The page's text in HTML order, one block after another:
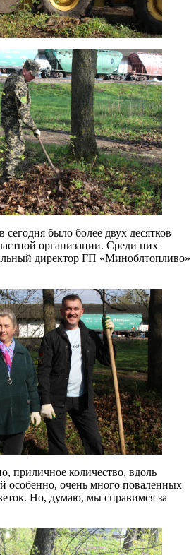
сегодня было более двух десятков
организации. Среди них
директор ГП «Миноблтопливо»
приличное количество, вдоль
особенно, очень много поваленных
Но, думаю, мы справимся за